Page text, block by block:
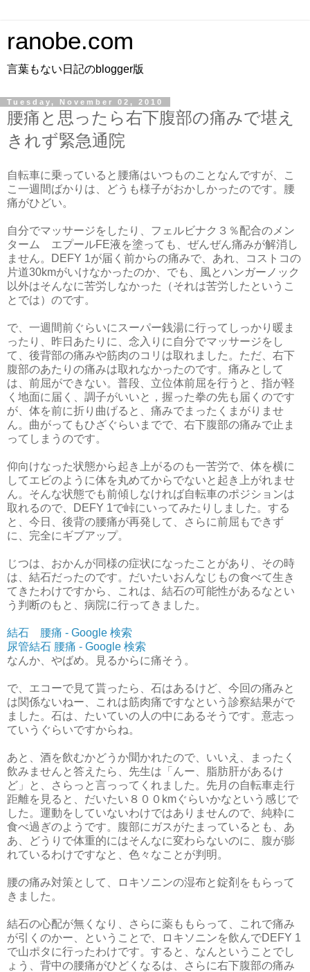
ranobe.com
言葉もない日記のblogger版
Tuesday, November 02, 2010
腰痛と思ったら右下腹部の痛みで堪え
きれず緊急通院
自転車に乗っていると腰痛はいつものことなんですが、こ
こ一週間ばかりは、どうも様子がおかしかったのです。腰
痛がひどい。
自分でマッサージをしたり、フェルビナク３％配合のメン
ターム エプールFE液を塗っても、ぜんぜん痛みが解消し
ません。DEFY 1が届く前からの痛みで、あれ、コストコの
片道30kmがいけなかったのか、でも、風とハンガーノック
以外はそんなに苦労しなかった（それは苦労したというこ
とでは）のです。
で、一週間前ぐらいにスーパー銭湯に行ってしっかり暖ま
ったり、昨日あたりに、念入りに自分でマッサージをし
て、後背部の痛みや筋肉のコリは取れました。ただ、右下
腹部のあたりの痛みは取れなかったのです。痛みとして
は、前屈ができない。普段、立位体前屈を行うと、指が軽
く地面に届く、調子がいいと，握った拳の先も届くのです
が、体を前に折り曲げると、痛みでまったくまがりませ
ん。曲がってもひざぐらいまでで、右下腹部の痛みで止ま
ってしまうのです。
仰向けなった状態から起き上がるのも一苦労で、体を横に
してエビのように体を丸めてからでないと起き上がれませ
ん。そんな状態でも前傾しなければ自転車のポジションは
取れるので、DEFY 1で峠にいってみたりしました。する
と、今日、後背の腰痛が再発して、さらに前屈もできず
に、完全にギブアップ。
じつは、おかんが同様の症状になったことがあり、その時
は、結石だったのです。だいたいおんなじもの食べて生き
てきたわけですから、これは、結石の可能性があるなとい
う判断のもと、病院に行ってきました。
結石 腰痛 - Google 検索
尿管結石 腰痛 - Google 検索
なんか、やばめ。見るからに痛そう。
で、エコーで見て貰ったら、石はあるけど、今回の痛みと
は関係ないねー、これは筋肉痛ですなという診察結果がで
ました。石は、たいていの人の中にあるそうです。意志っ
ていうぐらいですからね。
あと、酒を飲むかどうか聞かれたので、いいえ、まったく
飲みませんと答えたら、先生は「んー、脂肪肝があるけ
ど」と、さらっと言っってくれました。先月の自転車走行
距離を見ると、だいたい８００kmぐらいかなという感じで
した。運動をしていないわけではありませんので、純粋に
食べ過ぎのようです。腹部にガスがたまっているとも、あ
あ、どうりで体重的にはそんなに変わらないのに、腹が膨
れているわけですなと、色々なことが判明。
腰の痛み対策として、ロキソニンの湿布と錠剤をもらって
きました。
結石の心配が無くなり、さらに薬ももらって、これで痛み
が引くのかー、ということで、ロキソニンを飲んでDEFY 1
で山ポタに行ったわけです。すると、なんということでし
ょう、背中の腰痛がひどくなるは、さらに右下腹部の痛み